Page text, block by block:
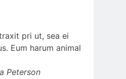
pri ut, sea ei
Eum harum animal
Peterson